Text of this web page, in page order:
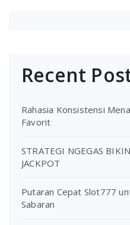
Recent
Rahasia Konsistensi
Favorit
STRATEGI NGEGAS
JACKPOT
Putaran Cepat Slot777
Sabaran